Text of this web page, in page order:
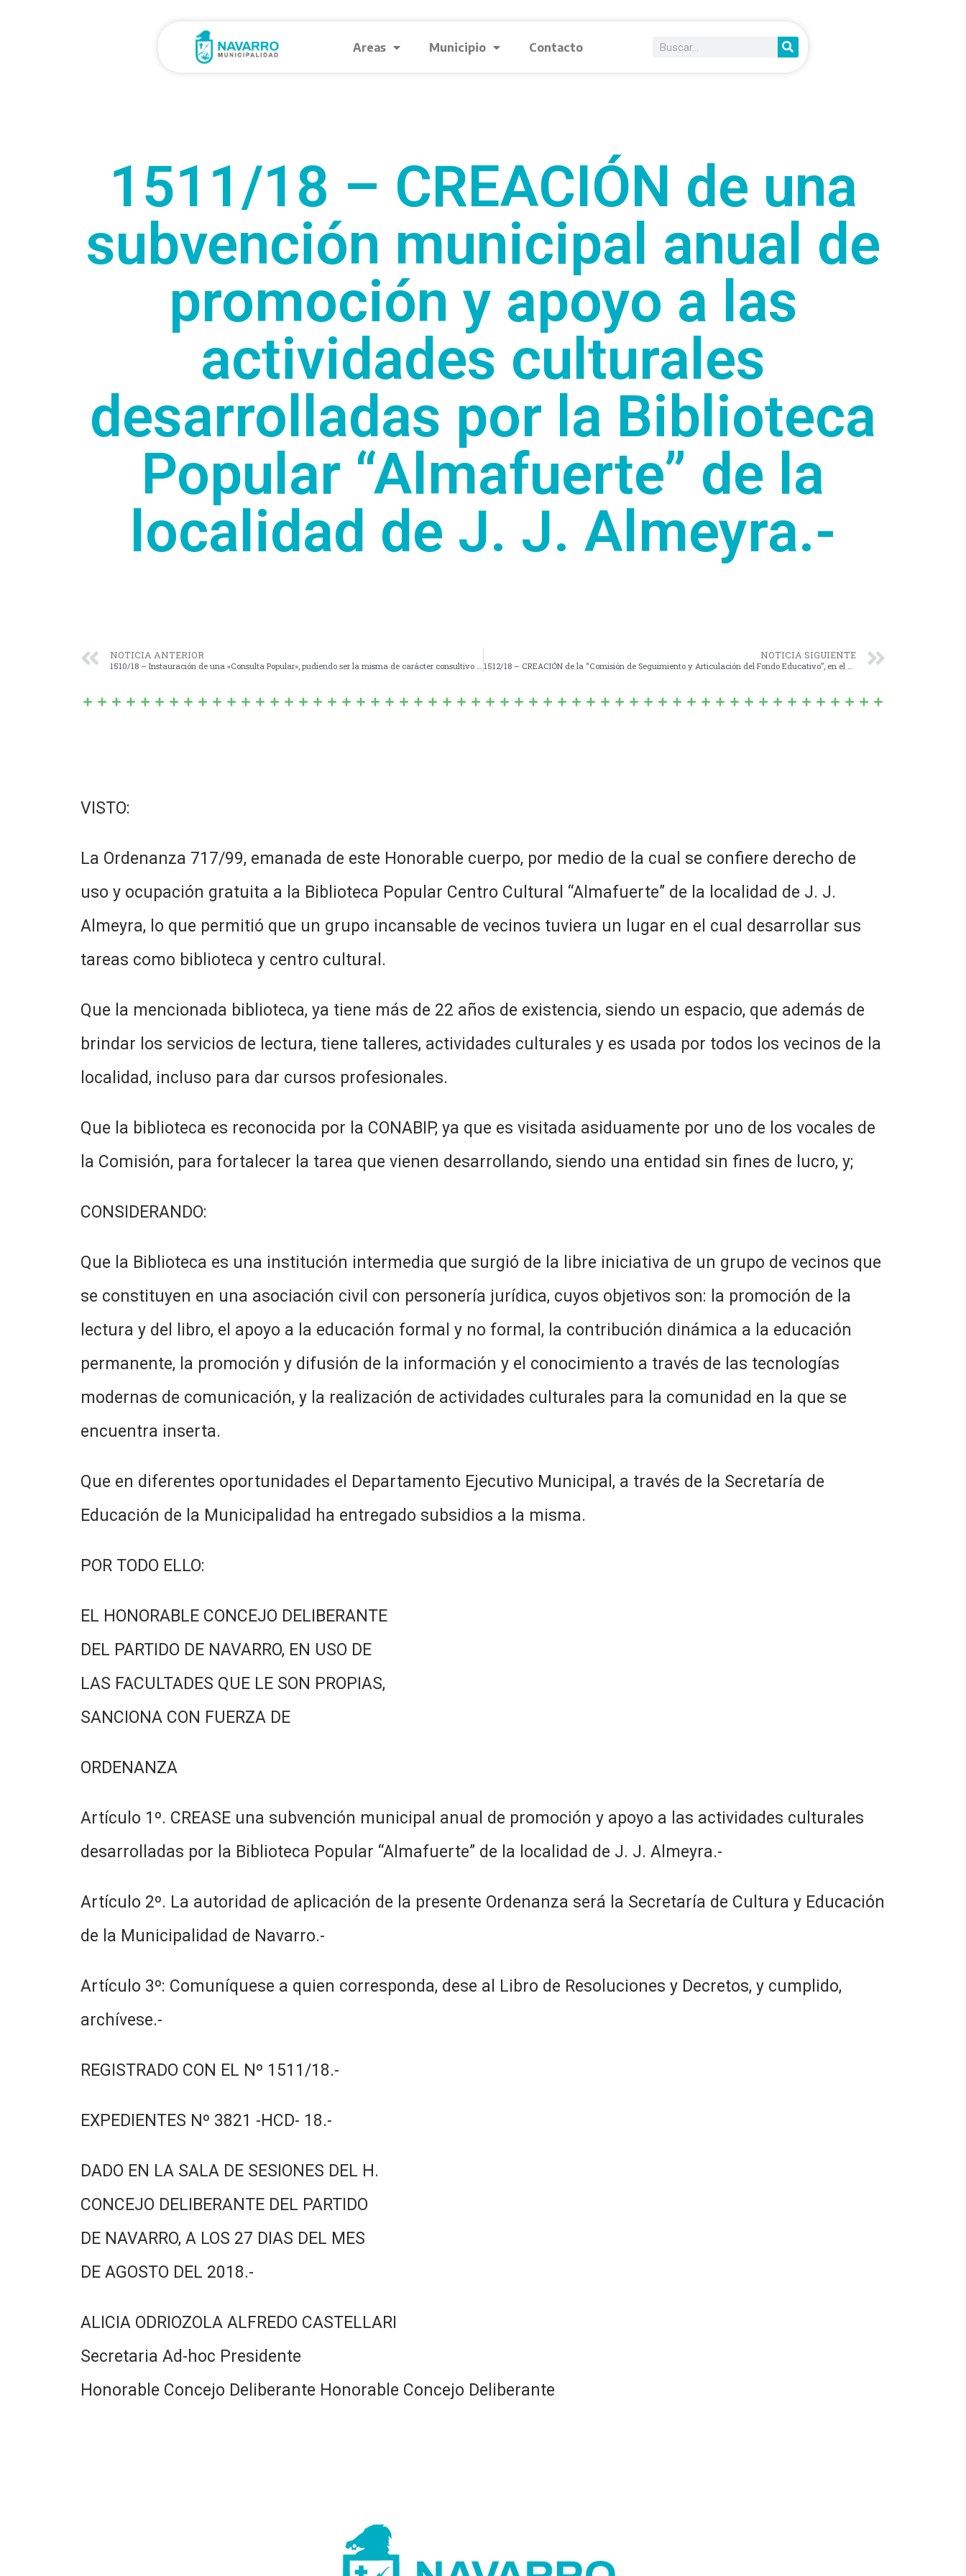
Areas Municipio Contacto
1511/18 – CREACIÓN de una
subvención municipal anual de
promoción y apoyo a las
actividades culturales
desarrolladas por la Biblioteca
Popular “Almafuerte” de la
localidad de J. J. Almeyra.-
NOTICIA ANTERIOR NOTICIA SIGUIENTE
VISTO:
La Ordenanza 717/99, emanada de este Honorable cuerpo, por medio de la cual se confiere derecho de
uso y ocupación gratuita a la Biblioteca Popular Centro Cultural “Almafuerte” de la localidad de J. J.
Almeyra, lo que permitió que un grupo incansable de vecinos tuviera un lugar en el cual desarrollar sus
tareas como biblioteca y centro cultural.
Que la mencionada biblioteca, ya tiene más de 22 años de existencia, siendo un espacio, que además de
brindar los servicios de lectura, tiene talleres, actividades culturales y es usada por todos los vecinos de la
localidad, incluso para dar cursos profesionales.
Que la biblioteca es reconocida por la CONABIP, ya que es visitada asiduamente por uno de los vocales de
la Comisión, para fortalecer la tarea que vienen desarrollando, siendo una entidad sin fines de lucro, y;
CONSIDERANDO:
Que la Biblioteca es una institución intermedia que surgió de la libre iniciativa de un grupo de vecinos que
se constituyen en una asociación civil con personería jurídica, cuyos objetivos son: la promoción de la
lectura y del libro, el apoyo a la educación formal y no formal, la contribución dinámica a la educación
permanente, la promoción y difusión de la información y el conocimiento a través de las tecnologías
modernas de comunicación, y la realización de actividades culturales para la comunidad en la que se
encuentra inserta.
Que en diferentes oportunidades el Departamento Ejecutivo Municipal, a través de la Secretaría de
Educación de la Municipalidad ha entregado subsidios a la misma.
POR TODO ELLO:
EL HONORABLE CONCEJO DELIBERANTE
DEL PARTIDO DE NAVARRO, EN USO DE
LAS FACULTADES QUE LE SON PROPIAS,
SANCIONA CON FUERZA DE
ORDENANZA
Artículo 1º. CREASE una subvención municipal anual de promoción y apoyo a las actividades culturales
desarrolladas por la Biblioteca Popular “Almafuerte” de la localidad de J. J. Almeyra.-
Artículo 2º. La autoridad de aplicación de la presente Ordenanza será la Secretaría de Cultura y Educación
de la Municipalidad de Navarro.-
Artículo 3º: Comuníquese a quien corresponda, dese al Libro de Resoluciones y Decretos, y cumplido,
archívese.-
REGISTRADO CON EL Nº 1511/18.-
EXPEDIENTES Nº 3821 -HCD- 18.-
DADO EN LA SALA DE SESIONES DEL H.
CONCEJO DELIBERANTE DEL PARTIDO
DE NAVARRO, A LOS 27 DIAS DEL MES
DE AGOSTO DEL 2018.-
ALICIA ODRIOZOLA ALFREDO CASTELLARI
Secretaria Ad-hoc Presidente
Honorable Concejo Deliberante Honorable Concejo Deliberante